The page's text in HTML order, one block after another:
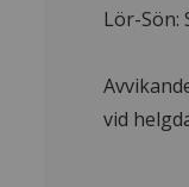
Lör-Sön:
vid